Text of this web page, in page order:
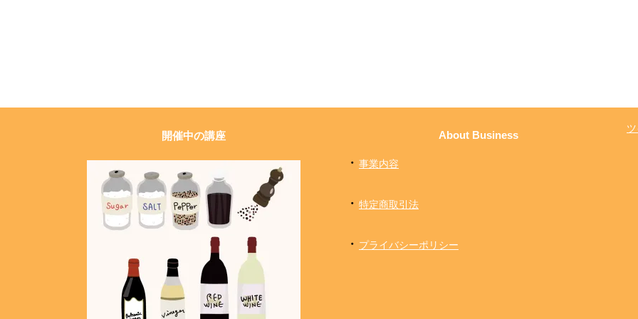
開催中の講座 About Business
・ 事業内容
・ 特定商取引法
・ プライバシーポリシー